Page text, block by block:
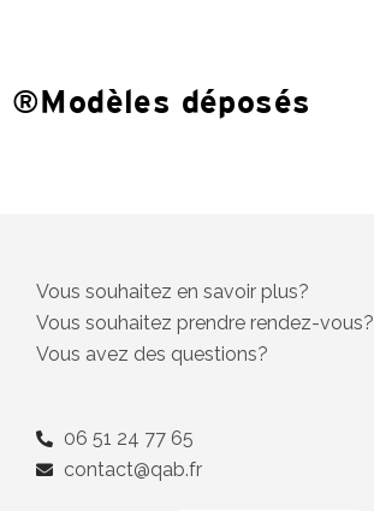
®Modèles déposés
Vous souhaitez en savoir plus?
Vous souhaitez prendre rendez-vous?
Vous avez des questions?
06 51 24 77 65
contact@qab.fr